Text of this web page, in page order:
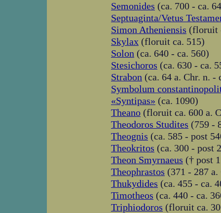
Semonides (ca. 700 - ca.
Septuaginta/Vetus
Simon Atheniensis (floruit
Skylax (floruit ca. 515)
Solon (ca. 640 - ca. 560)
Stesichoros (ca. 630 - ca.
Strabon (ca. 64 a. Chr. n. -
Symbolum
«Syntipas» (ca. 1090)
Theano (floruit ca. 600 a.
Theodoros Studites (759 -
Theognis (ca. 585 - post
Theokritos (ca. 300 - post
Theon Smyrnaeus († post
Theophrastos (371 - 287 a.
Thukydides (ca. 455 - ca.
Timotheos (ca. 440 - ca.
Triphiodoros (floruit ca.